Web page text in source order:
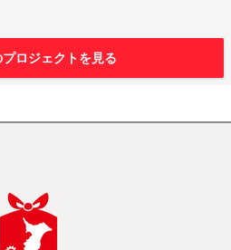
ロジェクトを見る